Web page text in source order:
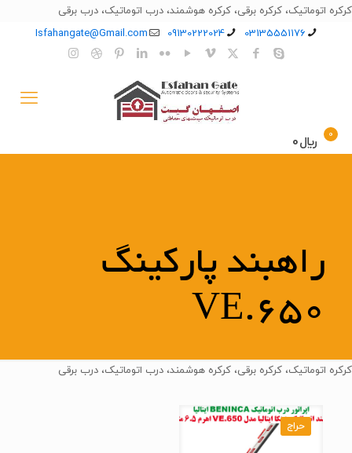
کرکره اتوماتیک، کرکره برقی، کرکره هوشمند، درب اتوماتیک، درب برقی
03135551176
09130222024
Isfahangate@Gmail.com
0 ﷼0
راهبند پارکینگ
VE.650
کرکره اتوماتیک، کرکره برقی، کرکره هوشمند، درب اتوماتیک، درب برقی
حراج